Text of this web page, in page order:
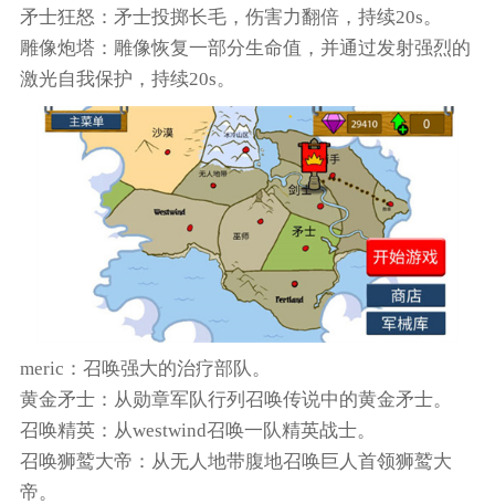
矛士狂怒：矛士投掷长毛，伤害力翻倍，持续20s。
雕像炮塔：雕像恢复一部分生命值，并通过发射强烈的
激光自我保护，持续20s。
meric：召唤强大的治疗部队。
黄金矛士：从勋章军队行列召唤传说中的黄金矛士。
召唤精英：从westwind召唤一队精英战士。
召唤狮鹫大帝：从无人地带腹地召唤巨人首领狮鹫大
帝。